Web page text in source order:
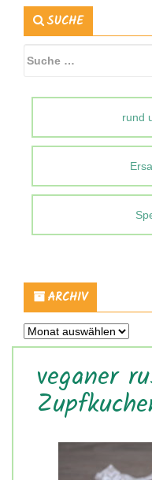
SUCHE
Suche
rund
ARCHIV
Archiv
veganer